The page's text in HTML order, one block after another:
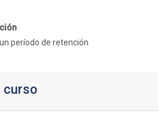
período de retención
curso